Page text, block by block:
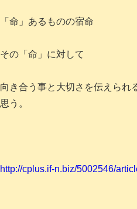
「命」あるものの宿命
その「命」に対して
向き合う事と大切さを伝えら
思う。
http://cplus.if-n.biz/5002546/